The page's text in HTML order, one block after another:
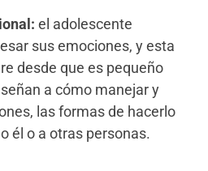
el adolescente
sus emociones, y esta
desde que es pequeño
a cómo manejar y
las formas de hacerlo
él o a otras personas.